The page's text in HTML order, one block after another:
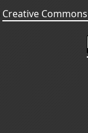
Creative